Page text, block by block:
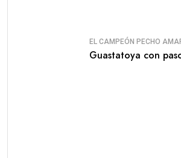
EL CAMPEÓN PECHO
Guastatoya con